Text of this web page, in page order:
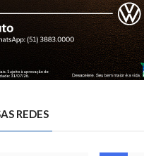
REDES